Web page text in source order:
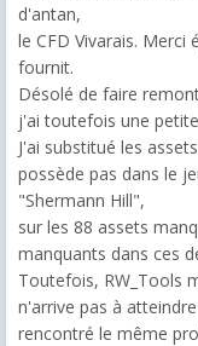
d'antan,
le CFD Vivarais.
fournit.
Désolé de faire
j'ai toutefois une
J'ai substitué les
possède pas dans le
"Shermann Hill",
sur les 88 assets
manquants dans ces
Toutefois, RW_Tools
n'arrive pas à
rencontré le même